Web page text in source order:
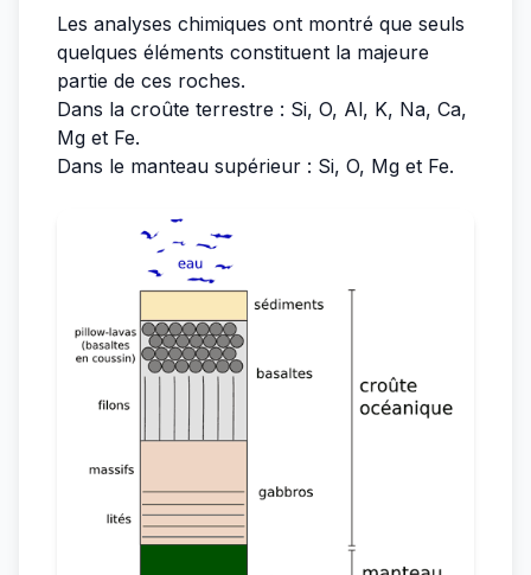
Les analyses chimiques ont montré que seuls
quelques éléments constituent la majeure
partie de ces roches.
Dans la croûte terrestre : Si, O, Al, K, Na, Ca,
Mg et Fe.
Dans le manteau supérieur : Si, O, Mg et Fe.